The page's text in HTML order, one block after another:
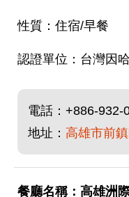
住宿/早餐
台灣因
電話： +886-932-
地址： 高雄市前
高雄洲